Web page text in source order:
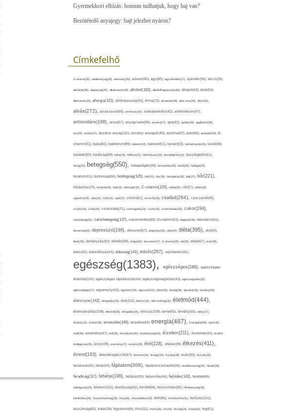
Gyermekkori elhízás: honnan tudhatjuk, hogy baj van?
Besötétedő anyajegy: bajt jelezhet nyáron?
Címkefelhő
A-vitamin(36), adalékanyag(28), adomány(26), advent(40), agy(80), agyműködés(27), ajándék(95), akció(39),
aktivitás(30), alapanyag(30), alkalmazás(28), alkohol(182), alkoholfogyasztás(36), állapot(43), állat(54),
állattartás(33), allergia(122), állóképesség(42), Alma(72), almaecet(26), aloe vera(33), álom(34),
alvás(272), alvászavar(66), aminosav(33), antibakteriális(42), antibiotikum(47),
antioxidáns(198), anya(67), anyagcsere(99), anyuka(27), apa(42), ápolás(29), applikáció(26),
arc(29), arcbőr(27), ásványi anyag(111), ásványi anyagok(40), asztma(47), autó(46), avokádó(36), B-
vitamin(41), baba(82), baktérium(89), balaton(34), baleset(51), banán(53), bántalmazás(24), barát(48),
barátok(50), barátság(58), béke(29), bélflóra(37), bélrendszer(33), bemelegítés(24), beszélgetés(61),
beteg(34), betegség(550), betegségek(39), bevásárlás(28), bicikli(25), biológia(25),
bizalom(41), biztonság(66), boldogság(125), bolt(31), bor(36), borogatás(28), böjt(27), bőr(221),
bőrápolás(70), brokkoli(29), buli(24), bűntudat(32), C-vitamin(120), cékla(28), cél(57), célok(29),
cigaretta(38), cikk(24), Cink(24), cipő(37), citrom(61), citromfű(26), család(284), csecsemő(45),
csípés(26), csoki(35), csokoládé(71), csomagolás(24), csont(32), csontritkulás(35), cukor(194),
cukorbeteg(25), cukorbetegség(137), cukormentes(69), D-vitamin(53), daganat(36), dekoráció(41),
demencia(34), depresszió(199), desszert(67), diagnózis(28), diák(24), diéta(395), dió(50),
divat(38), dohányzás(92), döntés(58), drága(26), duzzanat(27), E-vitamin(25), eb(26), ebéd(57), ecet(38),
édes(42), édesítőszer(43), édesség(141), edzés(267), edzőterem(42),
egészség(1383), egészséges(246), egészséges
életmód(100), egészséges táplálkozás(44), egészségmegőrzés(43), egészségtelen(32),
egészségügy(27), egyensúly(63), egyetem(29), egyszerű(31), éhes(30), éhség(38), éjszaka(33), ekcéma(26),
élelmiszer(142), elengedés(29), élet(114), életkor(30), életminőség(30), életmód(444),
életmódváltás(108), életvitel(28), elfogadás(30), elhízás(109), elme(93), élmény(55), előny(37),
elvárás(32), ember(38), emésztés(166), empátia(43), energia(487), Energiaital(29), eper(30),
erdő(36), eredmény(47), erő(36), érrendszer(36), érzékenység(36), érzelem(211), érzelmek(42), érzelmi
intelligencia(28), érzés(39), esemény(27), eszköz(28), étel(228), ételek(39), étkezés(411),
étrend(193), étrendkiegészítő(47), étterem(24), étvágy(34), Európa(28), evés(92), évszak(28),
facebook(42), fahéj(43), fájdalom(308), fájdalomcsillapító(39), fáradékonyság(30), fáradt(28),
fáradtság(117), fehérje(198), fejfájás(93), fejlesztés(44), fejlődés(142), feladat(46),
feldolgozás(24), félelem(115), felelősség(62), felnőtt(66), felszívódás(56), féltékenység(26),
feltöltődés(29), fenntarthatóság(29), fény(36), fényvédelem(28), férfi(86), fertőtlenítés(31), fertőzés(101),
feszültség(82), fiatal(39), figyelem(69), film(111), finom(26), fitt(34), fittség(34), fizikai(25), fog(51),